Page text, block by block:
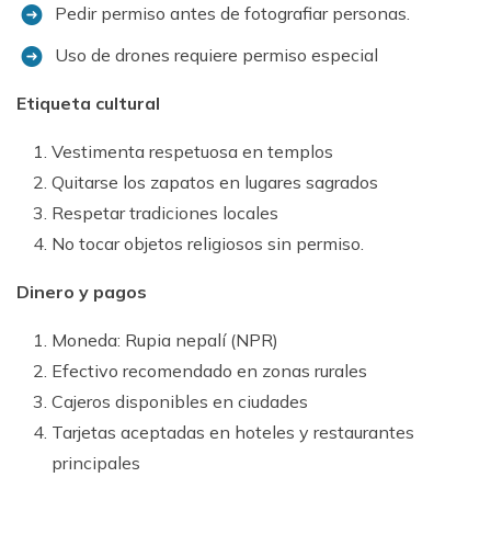
Pedir permiso antes de fotografiar personas.
Uso de drones requiere permiso especial
Etiqueta cultural
Vestimenta respetuosa en templos
Quitarse los zapatos en lugares sagrados
Respetar tradiciones locales
No tocar objetos religiosos sin permiso.
Dinero y pagos
Moneda: Rupia nepalí (NPR)
Efectivo recomendado en zonas rurales
Cajeros disponibles en ciudades
Tarjetas aceptadas en hoteles y restaurantes
principales